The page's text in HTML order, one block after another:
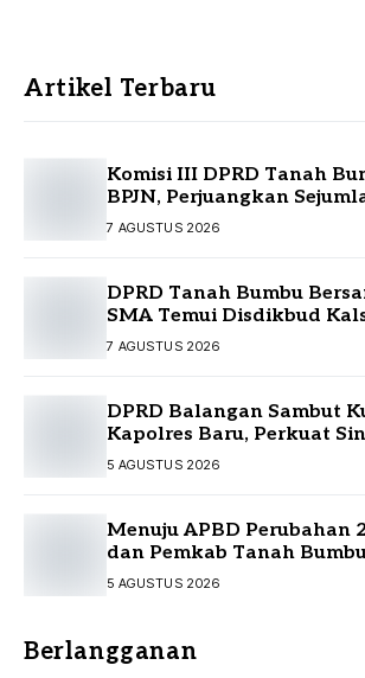
Artikel Terbaru
Komisi III DPRD Tanah
BPJN, Perjuangkan
Infrastruktur Strategis
7 AGUSTUS 2026
DPRD Tanah Bumbu
SMA Temui Disdikbud
Perjuangkan Kebutuhan
7 AGUSTUS 2026
DPRD Balangan Sambut
Kapolres Baru, Perkuat
5 AGUSTUS 2026
Menuju APBD Perubahan
dan Pemkab Tanah
Sepakati KUA-PPAS
5 AGUSTUS 2026
Berlangganan